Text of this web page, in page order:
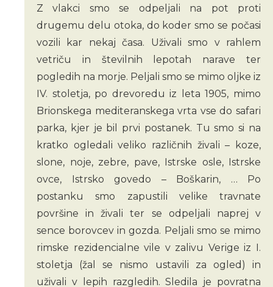
Z vlakci smo se odpeljali na pot proti
drugemu delu otoka, do koder smo se počasi
vozili kar nekaj časa. Uživali smo v rahlem
vetriču in številnih lepotah narave ter
pogledih na morje. Peljali smo se mimo oljke iz
IV. stoletja, po drevoredu iz leta 1905, mimo
Brionskega mediteranskega vrta vse do safari
parka, kjer je bil prvi postanek. Tu smo si na
kratko ogledali veliko različnih živali – koze,
slone, noje, zebre, pave, Istrske osle, Istrske
ovce, Istrsko govedo – Boškarin, … Po
postanku smo zapustili velike travnate
površine in živali ter se odpeljali naprej v
sence borovcev in gozda. Peljali smo se mimo
rimske rezidencialne vile v zalivu Verige iz I.
stoletja (žal se nismo ustavili za ogled) in
uživali v lepih razgledih. Sledila je povratna